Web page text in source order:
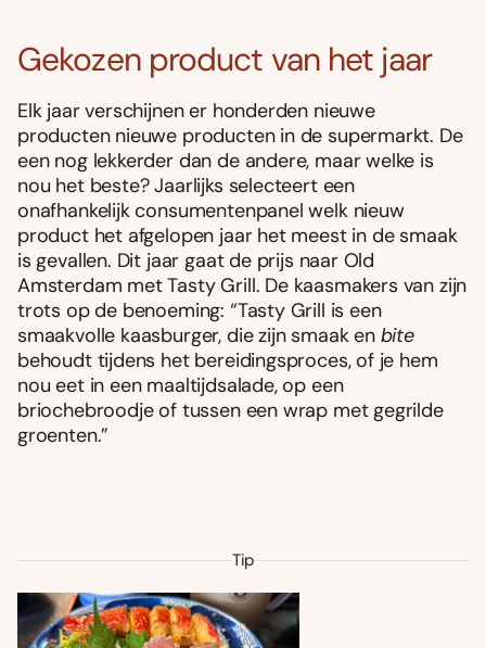
Gekozen product van het jaar
Elk jaar verschijnen er honderden nieuwe
producten nieuwe producten in de supermarkt. De
een nog lekkerder dan de andere, maar welke is
nou het beste? Jaarlijks selecteert een
onafhankelijk consumentenpanel welk nieuw
product het afgelopen jaar het meest in de smaak
is gevallen. Dit jaar gaat de prijs naar Old
Amsterdam met Tasty Grill. De kaasmakers van zijn
trots op de benoeming: “Tasty Grill is een
smaakvolle kaasburger, die zijn smaak en bite
behoudt tijdens het bereidingsproces, of je hem
nou eet in een maaltijdsalade, op een
briochebroodje of tussen een wrap met gegrilde
groenten.”
Tip